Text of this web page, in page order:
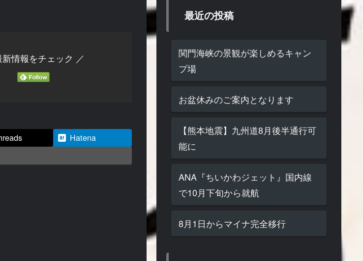
新情報をチェック ／
Hatena
最近の投稿
関門海峡の景観が楽しめるキャン
プ場
お盆休みのご案内となります
【熊本地震】九州道8月後半通行可
能に
ANA『ちいかわジェット』国内線
で10月下旬から就航
8月1日からマイナ完全移行